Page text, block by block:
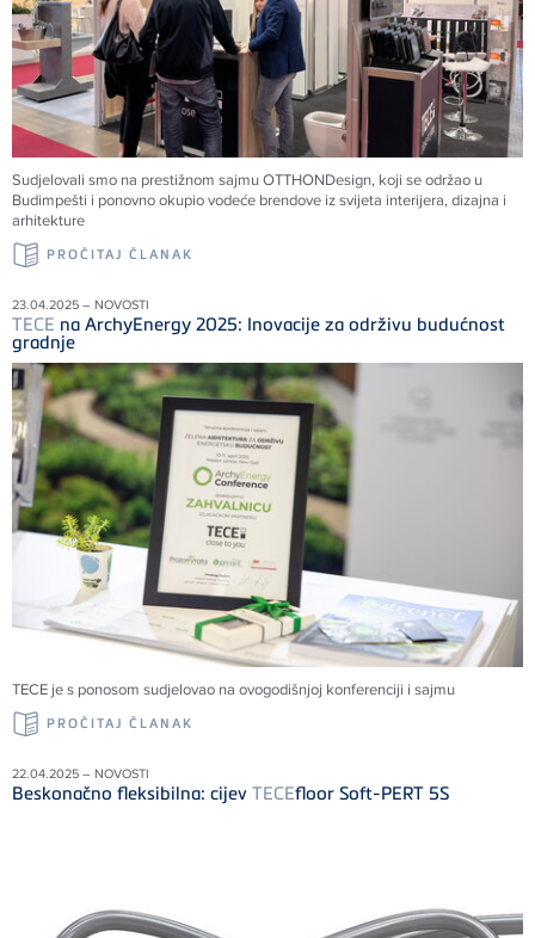
Sudjelovali smo na prestižnom sajmu OTTHONDesign, koji se održao u
Budimpešti i ponovno okupio vodeće brendove iz svijeta interijera, dizajna i
arhitekture
PROČITAJ ČLANAK
23.04.2025 – NOVOSTI
TECE na ArchyEnergy 2025: Inovacije za održivu budućnost
gradnje
TECE je s ponosom sudjelovao na ovogodišnjoj konferenciji i sajmu
PROČITAJ ČLANAK
22.04.2025 – NOVOSTI
Beskonačno fleksibilna: cijev TECEfloor Soft-PERT 5S